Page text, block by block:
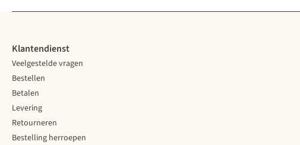
Klantendienst
Veelgestelde vragen
Bestellen
Betalen
Levering
Retourneren
Bestelling herroepen